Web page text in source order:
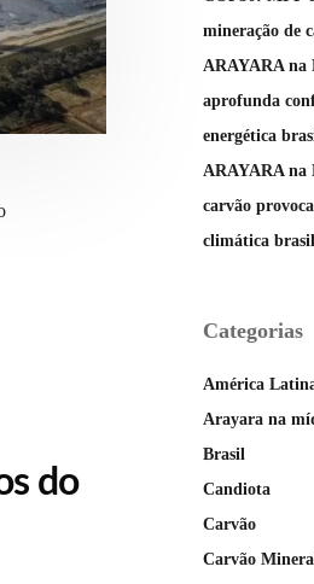
do
mineração de
ARAYARA na
aprofunda
energética
ARAYARA na
carvão
climática
Categorias
América
Arayara na
Brasil
Candiota
Carvão
Carvão